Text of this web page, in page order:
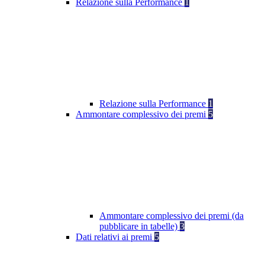
Relazione sulla Performance 1
Relazione sulla Performance 1
Ammontare complessivo dei premi 5
Ammontare complessivo dei premi (da
pubblicare in tabelle) 3
Dati relativi ai premi 5